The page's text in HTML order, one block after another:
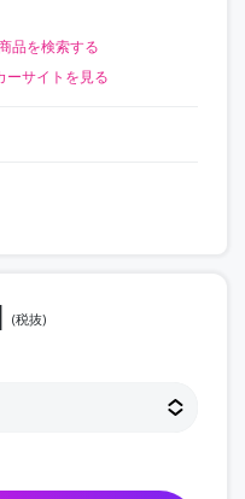
品を検索する
ーサイトを見る
(税抜)